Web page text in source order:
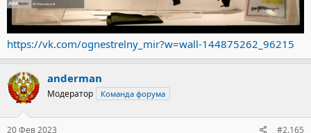
https://vk.com/ognestrelny_mir?w=wall-144875262_96215
anderman
Модератор Команда форума
20 Фев 2023 #2.165